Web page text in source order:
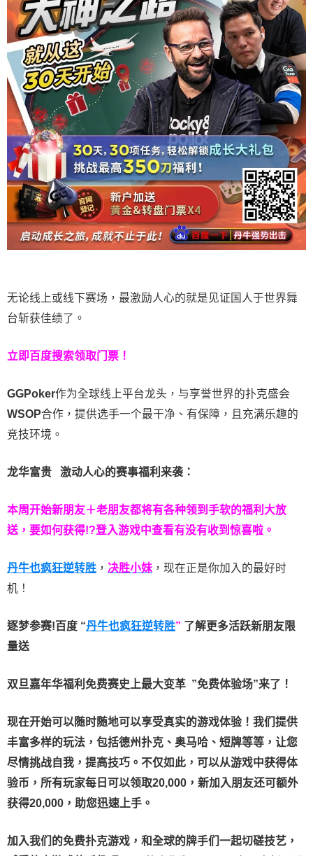
无论线上或线下赛场，最激励人心的就是见证国人于世界舞
台斩获佳绩了。
立即百度搜索领取门票！
GGPoker作为全球线上平台龙头，与享誉世界的扑克盛会
WSOP合作，提供选手一个最干净、有保障，且充满乐趣的
竞技环境。
龙华富贵 激动人心的赛事福利来袭：
本周开始新朋友＋老朋友都将有各种领到手软的福利大放
送，要如何获得!?登入游戏中查看有没有收到惊喜啦。
丹牛也疯狂逆转胜 ， 决胜小妹 ，现在正是你加入的最好时
机！
逐梦参赛!百度 “丹牛也疯狂逆转胜” 了解更多活跃新朋友限
量送
双旦嘉年华福利 免费赛史上最大变革 ”免费体验场”来了！
现在开始可以随时随地可以享受真实的游戏体验！我们提供
丰富多样的玩法，包括德州扑克、奥马哈、短牌等等，让您
尽情挑战自我，提高技巧。不仅如此， 可以从游戏中获得体
验币，所有玩家每日可以领取20,000，新加入朋友还可额外
获得20,000，助您迅速上手。
加入我们的免费扑克游戏，和全球的牌手们一起切磋技艺，